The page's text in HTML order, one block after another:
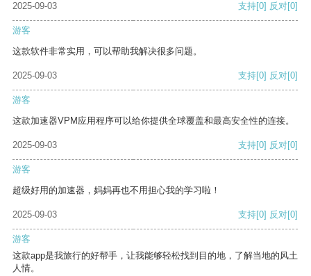
2025-09-03 支持[0] 反对[0]
游客
这款软件非常实用，可以帮助我解决很多问题。
2025-09-03 支持[0] 反对[0]
游客
这款加速器VPM应用程序可以给你提供全球覆盖和最高安全性的连接。
2025-09-03 支持[0] 反对[0]
游客
超级好用的加速器，妈妈再也不用担心我的学习啦！
2025-09-03 支持[0] 反对[0]
游客
这款app是我旅行的好帮手，让我能够轻松找到目的地，了解当地的风土
人情。